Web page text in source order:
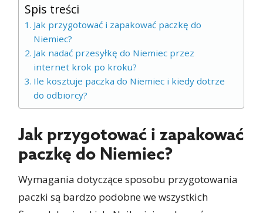
Spis treści
Jak przygotować i zapakować paczkę do
Niemiec?
Jak nadać przesyłkę do Niemiec przez
internet krok po kroku?
Ile kosztuje paczka do Niemiec i kiedy dotrze
do odbiorcy?
Jak przygotować i zapakować
paczkę do Niemiec?
Wymagania dotyczące sposobu przygotowania
paczki są bardzo podobne we wszystkich